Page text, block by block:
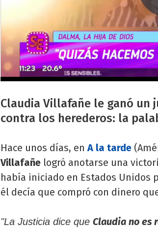
Claudia Villafañe le ganó un
contra los herederos: la
Hace unos días, enA la tarde
Villafañe logró anotarse una
había iniciado en Estados Unidos
él decía que compró con dinero
"La Justicia dice que Claudia no es